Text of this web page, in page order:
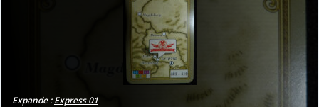
Expande :Express 01